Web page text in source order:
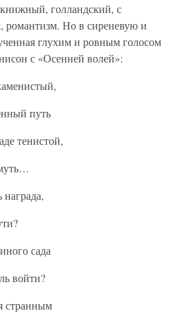
голландский, с
романтизм. Но в сиреневую и
глухим и ровным голосом
с «Осенней волей»:
путь
тенистой,
сада
войти?
странным